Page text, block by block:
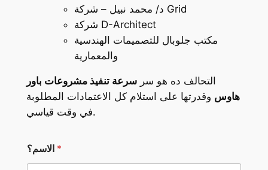
د/ محمد نبيل – شركة Grid
شركة D-Architect
مكتب جلوبال للتصميمات الهندسية
والمعمارية
التحالف ده هو سرسرعة تنفيذ مشروعات باور
هاوس وقدرتها على استلام كل الاعتمادات المطلوبة
في وقت قياسي.
الاسم؟ *